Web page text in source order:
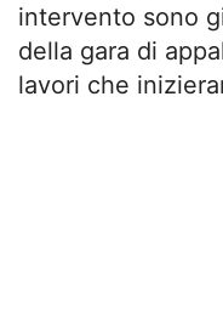
intervento sono
della gara di
lavori che